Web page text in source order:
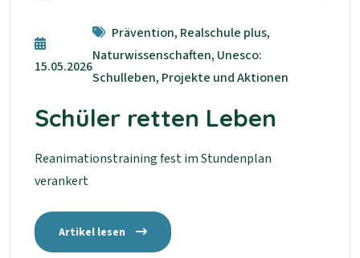
15.05.2026
Prävention, Realschule plus,
Naturwissenschaften, Unesco:
Schulleben, Projekte und Aktionen
Schüler retten Leben
Reanimationstraining fest im Stundenplan
verankert
Artikel lesen